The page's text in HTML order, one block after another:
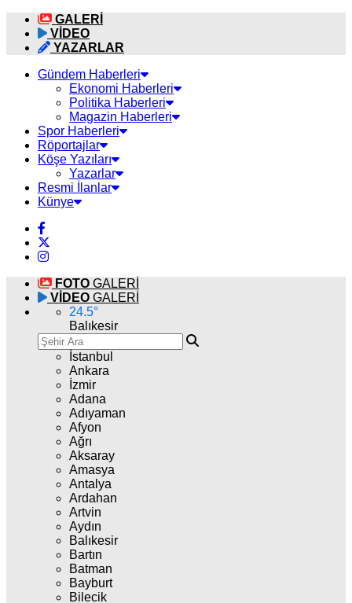
GALERİ
VİDEO
YAZARLAR
Gündem Haberleri
Ekonomi Haberleri
Politika Haberleri
Magazin Haberleri
Spor Haberleri
Röportajlar
Köşe Yazıları
Yazarlar
Resmi İlanlar
Künye
FOTO GALERİ
VİDEO GALERİ
24.5°
Balıkesir
İstanbul
Ankara
İzmir
Adana
Adıyaman
Afyon
Ağrı
Aksaray
Amasya
Antalya
Ardahan
Artvin
Aydın
Balıkesir
Bartın
Batman
Bayburt
Bilecik